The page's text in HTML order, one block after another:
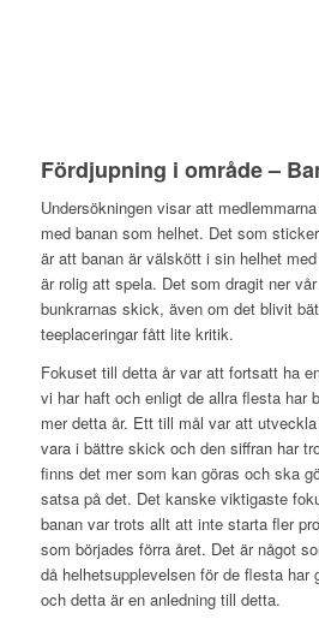
Fördjupning i område –
Undersökningen visar att
med banan som helhet. Det som
är att banan är välskött i sin helhet
är rolig att spela. Det som dragit ner
bunkrarnas skick, även om det blivit
teeplaceringar fått lite kritik.
Fokuset till detta år var att fortsatt ha
vi har haft och enligt de allra flesta har
mer detta år. Ett till mål var att
vara i bättre skick och den siffran har
finns det mer som kan göras och ska
satsa på det. Det kanske viktigaste
banan var trots allt att inte starta fler
som börjades förra året. Det är något
då helhetsupplevelsen för de flesta har
och detta är en anledning till detta.